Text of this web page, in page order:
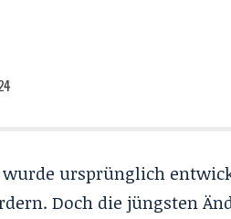
wurde ursprünglich
Doch die jüngsten